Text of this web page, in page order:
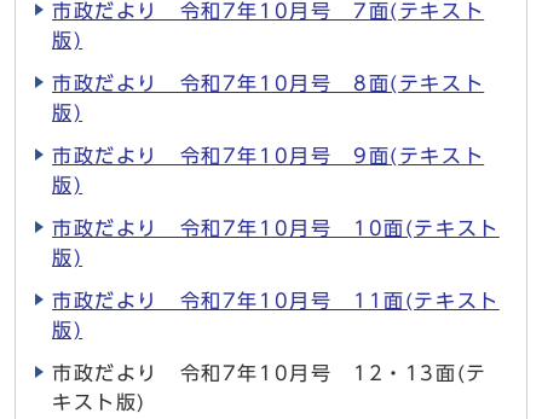
市政だより 令和7年10月号 7面(テキスト
版)
市政だより 令和7年10月号 8面(テキスト
版)
市政だより 令和7年10月号 9面(テキスト
版)
市政だより 令和7年10月号 10面(テキスト
版)
市政だより 令和7年10月号 11面(テキスト
版)
市政だより 令和7年10月号 12・13面(テ
キスト版)